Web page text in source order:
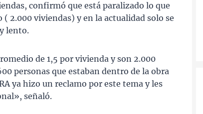
confirmó que está paralizado lo que
2.000 viviendas) y en la actualidad solo se
lento.
de 1,5 por vivienda y son 2.000
personas que estaban dentro de la obra
ya hizo un reclamo por este tema y les
señaló.